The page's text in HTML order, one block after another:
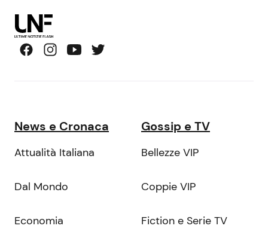
News e Cronaca
Attualità Italiana
Dal Mondo
Economia
Gossip e TV
Bellezze VIP
Coppie VIP
Fiction e Serie TV